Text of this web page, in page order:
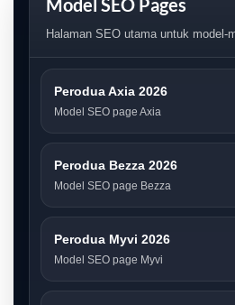
Model SEO Pages
Halaman SEO utama untuk model-
Perodua Axia 2026
Model SEO page Axia
Perodua Bezza 2026
Model SEO page Bezza
Perodua Myvi 2026
Model SEO page Myvi